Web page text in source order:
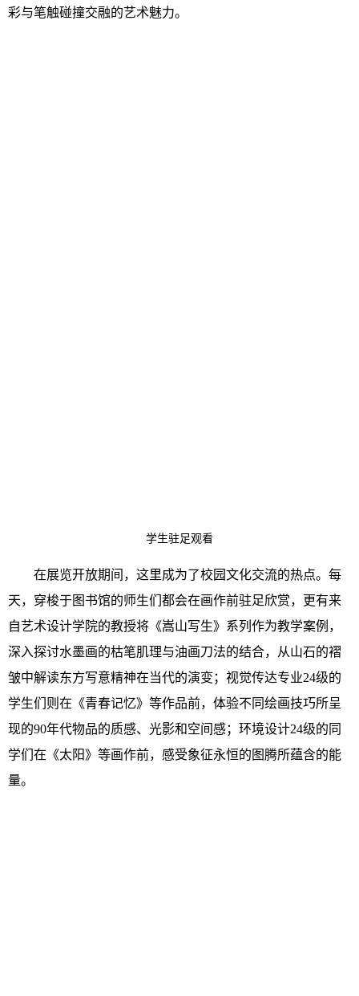
彩与笔触碰撞交融的艺术魅力。
学生驻足观看
在展览开放期间，这里成为了校园文化交流的热点。每
天，穿梭于图书馆的师生们都会在画作前驻足欣赏，更有来
自艺术设计学院的教授将《嵩山写生》系列作为教学案例，
深入探讨水墨画的枯笔肌理与油画刀法的结合，从山石的褶
皱中解读东方写意精神在当代的演变；视觉传达专业24级的
学生们则在《青春记忆》等作品前，体验不同绘画技巧所呈
现的90年代物品的质感、光影和空间感；环境设计24级的同
学们在《太阳》等画作前，感受象征永恒的图腾所蕴含的能
量。